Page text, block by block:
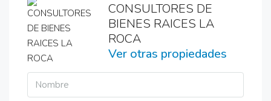
CONSULTORES DE
BIENES RAICES LA
ROCA
Ver otras propiedades